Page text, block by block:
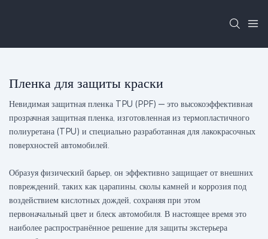
Пленка для защиты краски
Невидимая защитная пленка TPU (PPF) — это высокоэффективная
прозрачная защитная пленка, изготовленная из термопластичного
полиуретана (TPU) и специально разработанная для лакокрасочных
поверхностей автомобилей.
Образуя физический барьер, он эффективно защищает от внешних
повреждений, таких как царапины, сколы камней и коррозия под
воздействием кислотных дождей, сохраняя при этом
первоначальный цвет и блеск автомобиля. В настоящее время это
наиболее распространённое решение для защиты экстерьера